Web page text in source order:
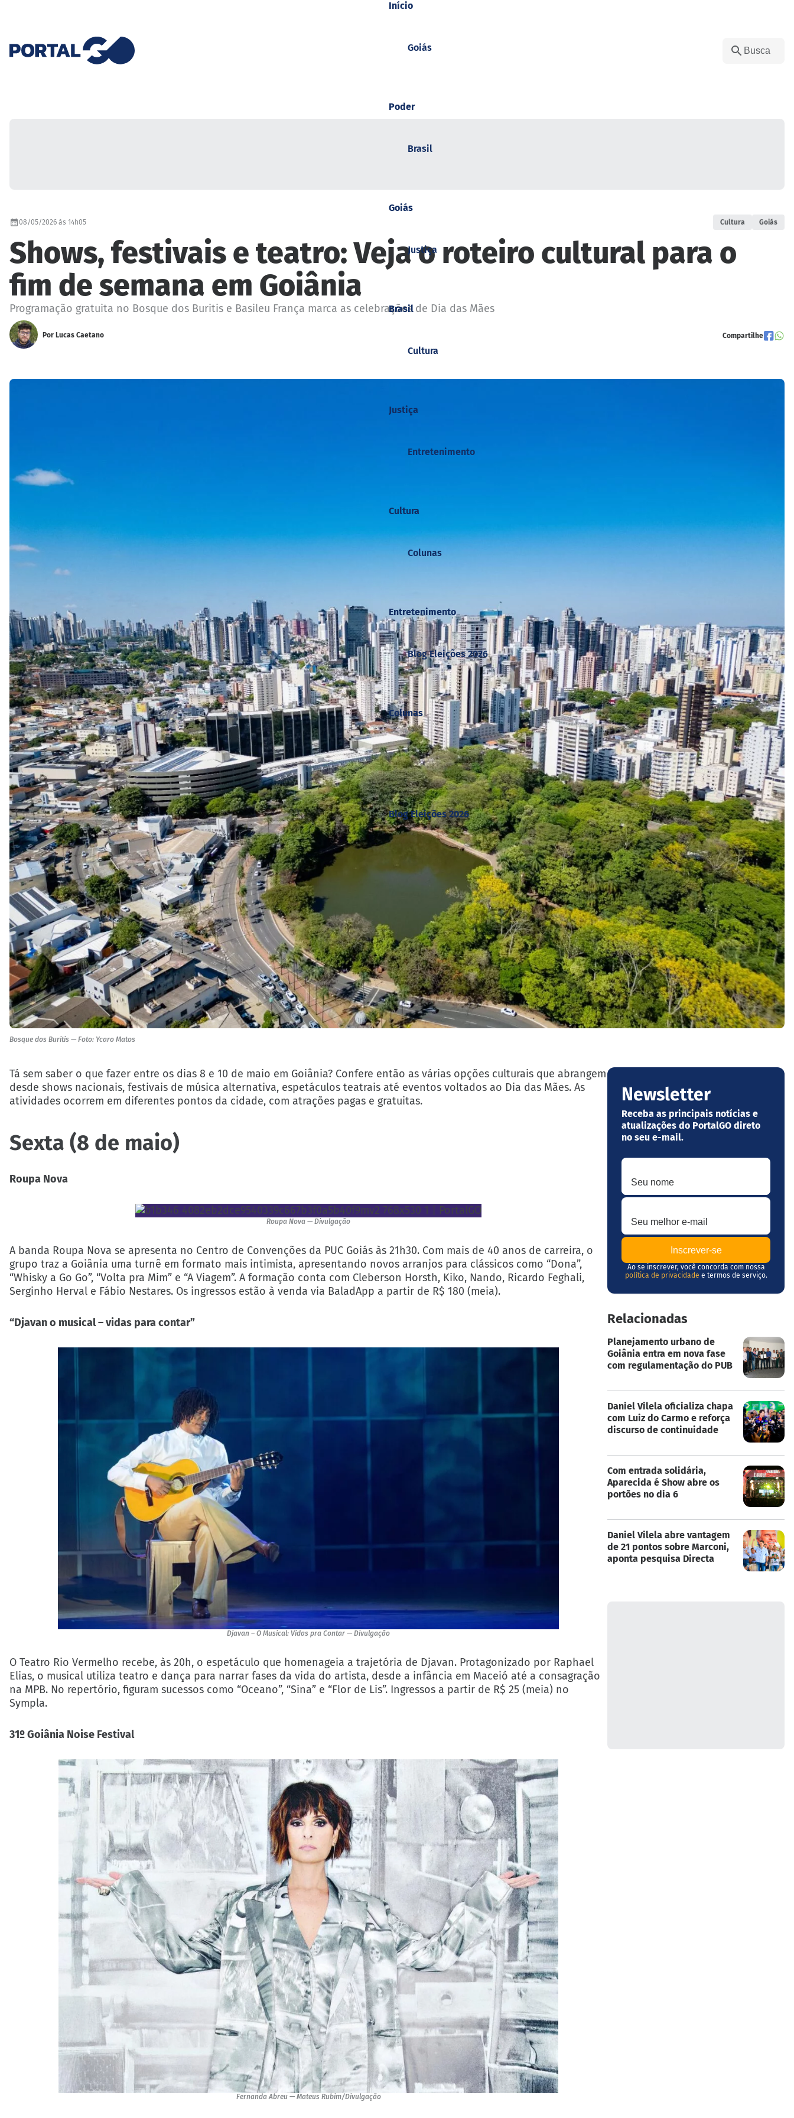
Goiás
Brasil
Justiça
Cultura
Entretenimento
Colunas
Blog Eleições 2026
Início
Poder
Goiás
Brasil
Justiça
Cultura
Entretenimento
Colunas
Blog Eleições 2026
08/05/2026 às 14h05 Cultura Goiás
Shows, festivais e teatro: Veja o roteiro cultural para o
fim de semana em Goiânia
Programação gratuita no Bosque dos Buritis e Basileu França marca as celebrações de Dia das Mães
Por Lucas Caetano Compartilhe
Bosque dos Buritis — Foto: Ycaro Matos
Tá sem saber o que fazer entre os dias 8 e 10 de maio em Goiânia? Confere então as várias opções culturais que abrangem
desde shows nacionais, festivais de música alternativa, espetáculos teatrais até eventos voltados ao Dia das Mães. As
atividades ocorrem em diferentes pontos da cidade, com atrações pagas e gratuitas.
Sexta (8 de maio)
Roupa Nova
Roupa Nova — Divulgação
A banda Roupa Nova se apresenta no Centro de Convenções da PUC Goiás às 21h30. Com mais de 40 anos de carreira, o
grupo traz a Goiânia uma turnê em formato mais intimista, apresentando novos arranjos para clássicos como “Dona”,
“Whisky a Go Go”, “Volta pra Mim” e “A Viagem”. A formação conta com Cleberson Horsth, Kiko, Nando, Ricardo Feghali,
Serginho Herval e Fábio Nestares. Os ingressos estão à venda via BaladApp a partir de R$ 180 (meia).
“Djavan o musical – vidas para contar”
Djavan – O Musical: Vidas pra Contar — Divulgação
O Teatro Rio Vermelho recebe, às 20h, o espetáculo que homenageia a trajetória de Djavan. Protagonizado por Raphael
Elias, o musical utiliza teatro e dança para narrar fases da vida do artista, desde a infância em Maceió até a consagração
na MPB. No repertório, figuram sucessos como “Oceano”, “Sina” e “Flor de Lis”. Ingressos a partir de R$ 25 (meia) no
Sympla.
31º Goiânia Noise Festival
Fernanda Abreu — Mateus Rubim/Divulgação
Newsletter
Receba as principais notícias e
atualizações do PortalGO direto
no seu e-mail.
Seu nome
Seu melhor e-mail
Ao se inscrever, você concorda com nossa
política de privacidade e termos de serviço.
Relacionadas
Planejamento urbano de
Goiânia entra em nova fase
com regulamentação do PUB
Daniel Vilela oficializa chapa
com Luiz do Carmo e reforça
discurso de continuidade
Com entrada solidária,
Aparecida é Show abre os
portões no dia 6
Daniel Vilela abre vantagem
de 21 pontos sobre Marconi,
aponta pesquisa Directa